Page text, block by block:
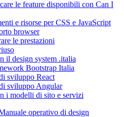
le feature disponibili con Can I
e risorse per CSS e JavaScript
browser
le prestazioni
il design system .italia
Bootstrap Italia
sviluppo React
sviluppo Angular
i modelli di sito e servizi
operativo di design